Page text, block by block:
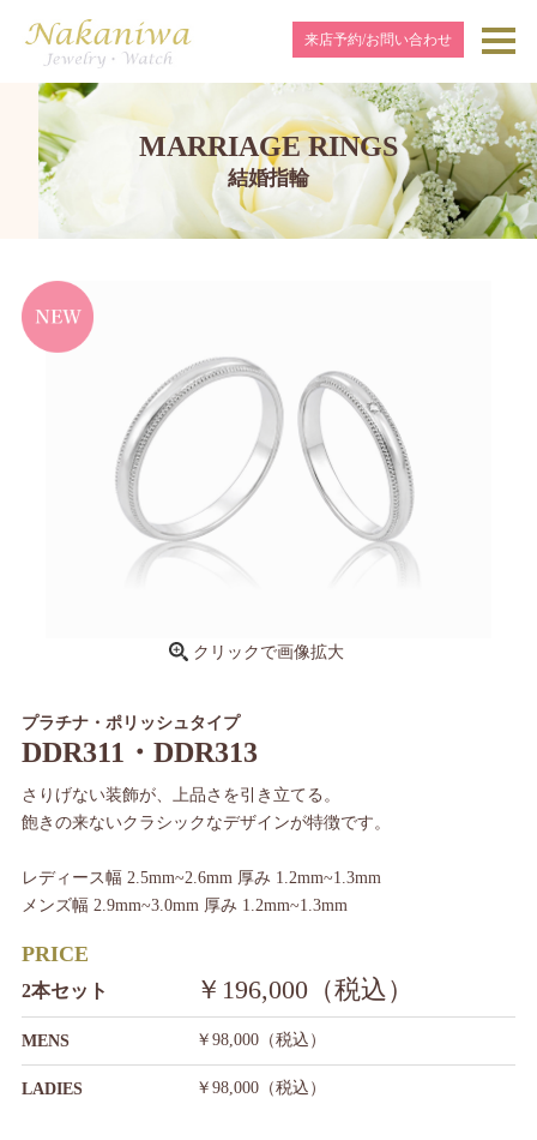
来店予約/お問い合わせ
MARRIAGE RINGS
結婚指輪
クリックで画像拡大
プラチナ・ポリッシュタイプ
DDR311・DDR313
さりげない装飾が、上品さを引き立てる。
飽きの来ないクラシックなデザインが特徴です。
レディース幅 2.5mm~2.6mm 厚み 1.2mm~1.3mm
メンズ幅 2.9mm~3.0mm 厚み 1.2mm~1.3mm
PRICE
2本セット ￥196,000（税込）
MENS ￥98,000（税込）
LADIES ￥98,000（税込）